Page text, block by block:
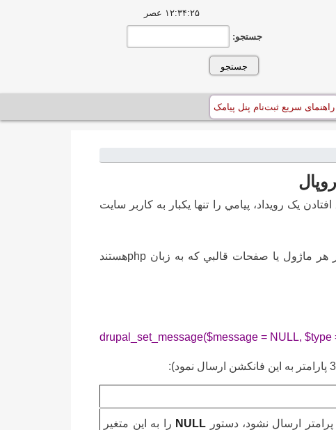
۱۲:۳۴:۲۶ عصر
جستجو:
راهنمای سریع ثبت‌نام پنل پیامک
يک رويداد، پيامي را تنها يکبار به کاربر سايت
در سيستم مديريت محتواي دروپال يک دستور براي اين کار وجود دارد که در هر ماژول يا صفحات قالبي که به زبان php‌هستند
drupal_set_message($message = NULL, $type
ارسال نشود، دستور NULL را به اين متغير